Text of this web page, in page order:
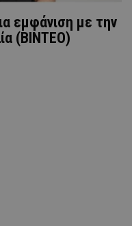
εμφάνιση με την
(ΒΙΝΤΕΟ)